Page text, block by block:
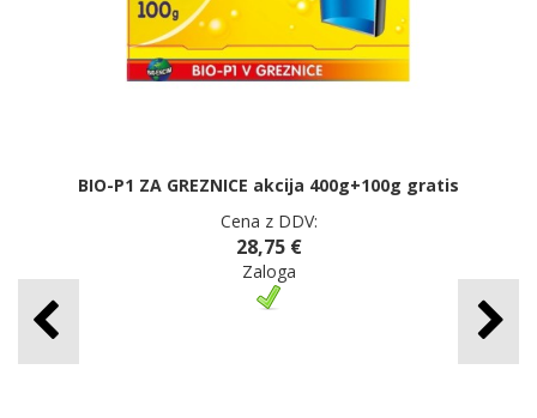
BIO-P1 ZA GREZNICE akcija 400g+100g gratis
Cena z DDV:
28,75 €
Zaloga